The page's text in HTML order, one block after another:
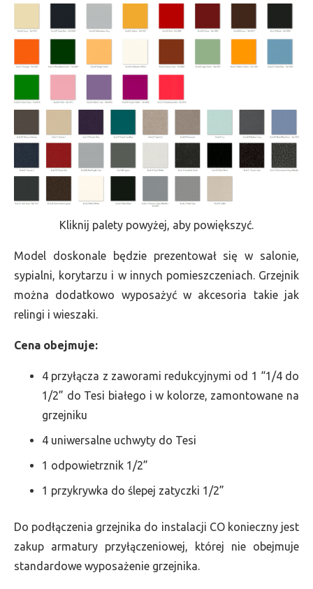
Kliknij palety powyżej, aby powiększyć.
Model doskonale będzie prezentował się w salonie,
sypialni, korytarzu i w innych pomieszczeniach. Grzejnik
można dodatkowo wyposażyć w akcesoria takie jak
relingi i wieszaki.
Cena obejmuje:
4 przyłącza z zaworami redukcyjnymi od 1 “1/4 do
1/2” do Tesi białego i w kolorze, zamontowane na
grzejniku
4 uniwersalne uchwyty do Tesi
1 odpowietrznik 1/2”
1 przykrywka do ślepej zatyczki 1/2”
Do podłączenia grzejnika do instalacji CO konieczny jest
zakup armatury przyłączeniowej, której nie obejmuje
standardowe wyposażenie grzejnika.